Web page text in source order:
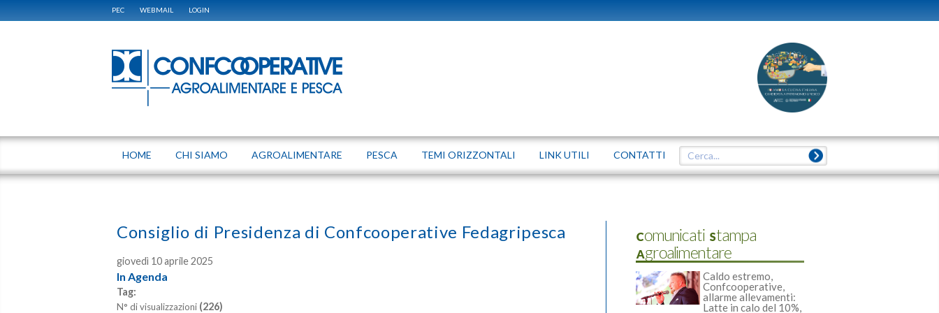
PEC WEBMAIL LOGIN
HOME CHI SIAMO AGROALIMENTARE PESCA TEMI ORIZZONTALI LINK UTILI CONTATTI
Consiglio di Presidenza di Confcooperative Fedagripesca
giovedì 10 aprile 2025
In Agenda
Tag:
N° di visualizzazioni (226)
Comunicati Stampa
Agroalimentare
Caldo estremo,
Confcooperative,
allarme allevamenti:
Latte in calo del 10%,